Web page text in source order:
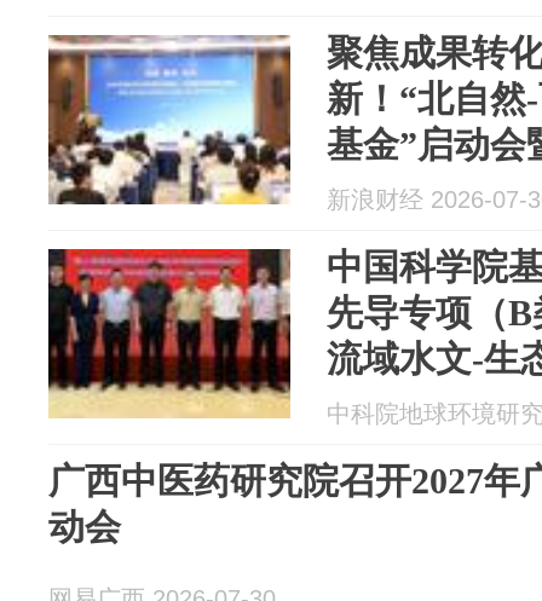
聚焦成果转
新！“北自然
基金”启动会
圆满举办
新浪财经 2026-07-
中国科学院
先导专项（
流域水文-生
升”启动会顺
中科院地球环境研
广西中医药研究院召开2027年
动会